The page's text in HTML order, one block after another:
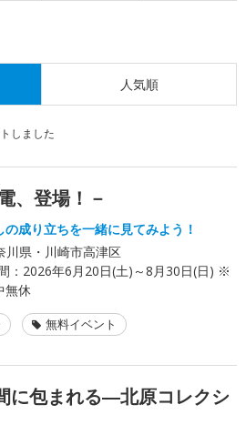
人気順
しました
、登場！－
の成り立ちを一緒に見てみよう！
川県・川崎市高津区
： 2026年6月20日(土)～8月30日(日) ※
無休
無料イベント
に包まれる―北原コレクシ